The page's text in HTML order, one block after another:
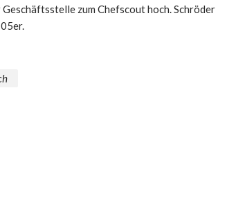
zum Chefscout hoch. Schröder